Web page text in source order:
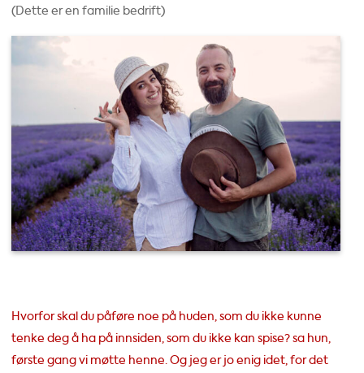
(Dette er en familie bedrift)
Hvorfor skal du påføre noe på huden, som du ikke kunne
tenke deg å ha på innsiden, som du ikke kan spise? sa hun,
første gang vi møtte henne. Og jeg er jo enig idet, for det